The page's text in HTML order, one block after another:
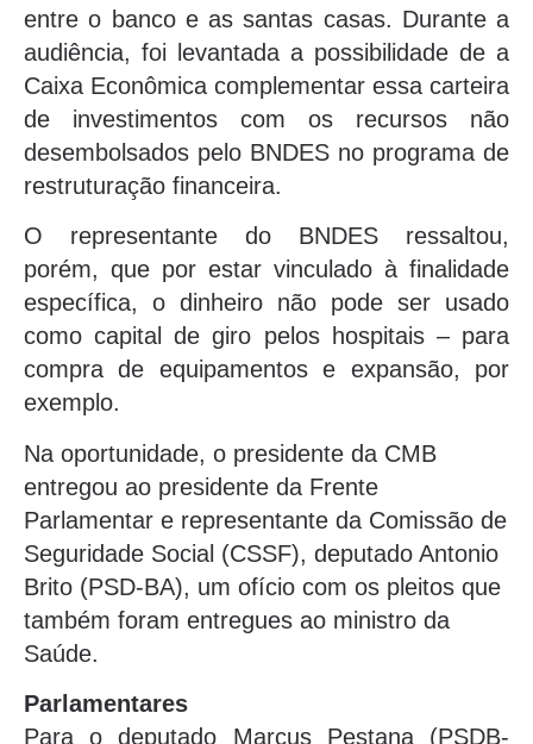
entre o banco e as santas casas. Durante a
audiência, foi levantada a possibilidade de a
Caixa Econômica complementar essa carteira
de investimentos com os recursos não
desembolsados pelo BNDES no programa de
restruturação financeira.
O representante do BNDES ressaltou,
porém, que por estar vinculado à finalidade
específica, o dinheiro não pode ser usado
como capital de giro pelos hospitais – para
compra de equipamentos e expansão, por
exemplo.
Na oportunidade, o presidente da CMB
entregou ao presidente da Frente
Parlamentar e representante da Comissão de
Seguridade Social (CSSF), deputado Antonio
Brito (PSD-BA), um ofício com os pleitos que
também foram entregues ao ministro da
Saúde.
Parlamentares
Para o deputado Marcus Pestana (PSDB-